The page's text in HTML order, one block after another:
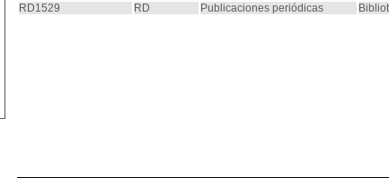
RD1529
RD Publicaciones periódicas